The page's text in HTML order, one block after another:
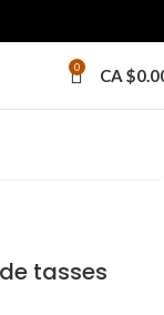
0 CA $
tasses